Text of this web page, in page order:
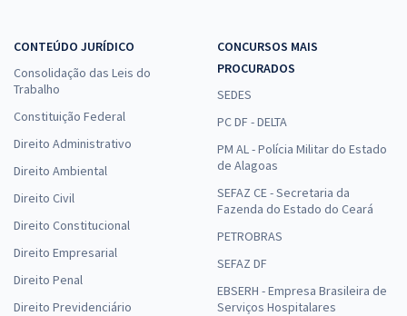
CONTEÚDO JURÍDICO
Consolidação das Leis do
Trabalho
Constituição Federal
Direito Administrativo
Direito Ambiental
Direito Civil
Direito Constitucional
Direito Empresarial
Direito Penal
Direito Previdenciário
CONCURSOS MAIS
PROCURADOS
SEDES
PC DF - DELTA
PM AL - Polícia Militar do Estado
de Alagoas
SEFAZ CE - Secretaria da
Fazenda do Estado do Ceará
PETROBRAS
SEFAZ DF
EBSERH - Empresa Brasileira de
Serviços Hospitalares